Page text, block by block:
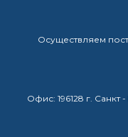
Чем очистить
Осуществляем
Офис: 196128 г.